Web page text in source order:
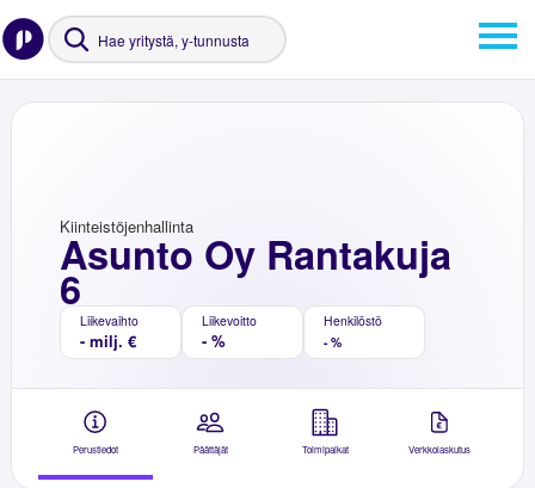
Asunto Oy Rantakuja
6
Kiinteistöjenhallinta
Liikevaihto
- milj. €
Liikevoitto
- %
Henkilöstö
- %
Perustiedot Päättäjät Toimipaikat Verkkolaskutus